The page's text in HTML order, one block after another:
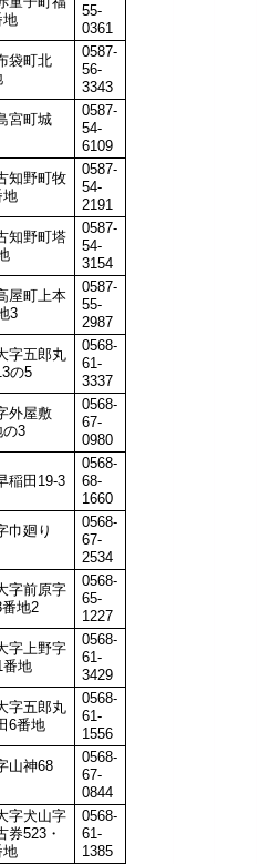
地
55-
0361
袋町北
0587-
56-
3343
宮町城
0587-
54-
6109
知野町牧
地
0587-
54-
2191
知野町塔
0587-
54-
3154
屋町上本
3
0587-
55-
2987
字五郎丸
の5
0568-
61-
3337
外屋敷
の3
0568-
67-
0980
稲田19-3
0568-
68-
1660
巾廻り
0568-
67-
2534
字前原字
地2
0568-
65-
1227
字上野字
番地
0568-
61-
3429
字五郎丸
6番地
0568-
61-
1556
山神68
0568-
67-
0844
字犬山字
券523・
地
0568-
61-
1385